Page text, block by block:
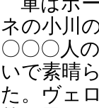
ネの小川
〇〇〇人
いで素晴
た。ヴェ